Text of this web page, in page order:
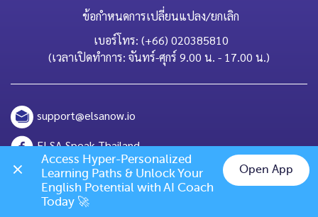
ข้อกำหนดการเปลี่ยนแปลง/ยกเลิก
เบอร์โทร: (+66) 020385810
(เวลาเปิดทำการ: จันทร์-ศุกร์ 9.00 น. - 17.00 น.)
support@elsanow.io
ELSA Speak Thailand
Channel ID: @elsaspeak
139 Old Orchard Dr, Los Gatos, CA 95032
Chat on LINE
Access Hyper-Personalized
Learning Paths & Unlock Your
English Potential with AI Coach
Today 🚀
Open App